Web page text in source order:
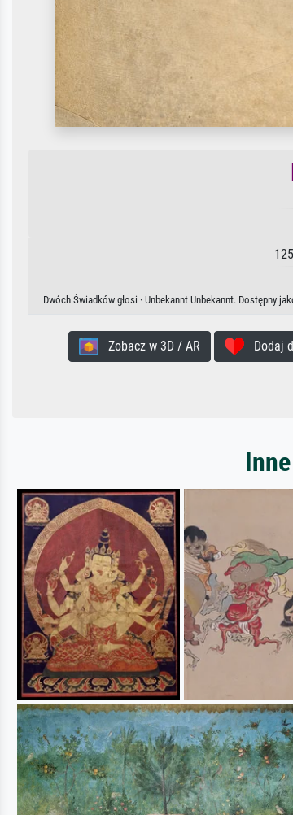
Dwóch Świadków głosi · Unbekannt Unbekannt. Dostępny
Zobacz w 3D / AR Dodaj